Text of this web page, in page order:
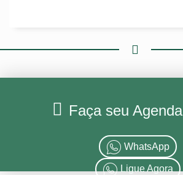
Faça seu
WhatsApp
Ligue Agora